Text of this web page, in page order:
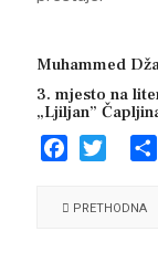
Muhammed
3. mjesto na
„Ljiljan”
PRETHODNA